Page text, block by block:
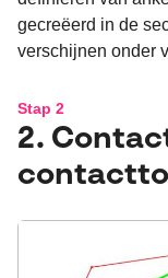
gecreëerd in de
verschijnen onder
Stap 2
2.